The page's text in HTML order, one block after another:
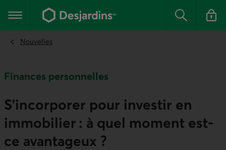
contenu
Menu principal Rechercher
Se
Nouvelles
Finances personnelles
S’incorporer pour investir en
immobilier : à quel moment est-
ce avantageux ?